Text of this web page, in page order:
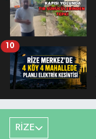
10
RİZE